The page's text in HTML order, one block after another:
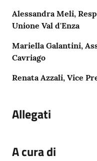
Alessandra Meli,
Unione Val d'Enza
Mariella Galantini,
Cavriago
Renata Azzali, Vice
Allegati
A cura di